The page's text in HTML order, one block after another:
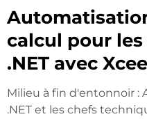
calcul pour
.NET avec
Milieu à fin d'entonnoir :
.NET et les chefs